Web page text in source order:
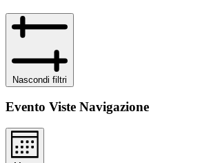
Nascondi filtri
Evento Viste Navigazione